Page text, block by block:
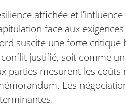
affichée et
face aux exigences
suscite une forte
justifié, soit comme
parties mesurent les
Les